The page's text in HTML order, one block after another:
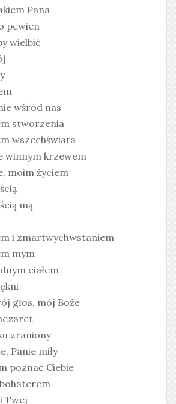
Pana
pewien
wielbić
wśród nas
stworzenia
wszechświata
winnym krzewem
moim życiem
mą
i zmartwychwstaniem
mym
ciałem
głos, mój Boże
zraniony
Panie miły
poznać Ciebie
Twej